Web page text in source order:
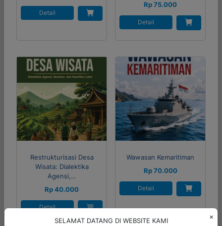
Detail
Rp 75.000
Detail
Restrukturisasi Desa
Wisata: Dialektika
Agensi,…
Rp 40.000
Detail
Wawasan Kemaritiman
Rp 70.000
Detail
×
SELAMAT DATANG DI WEBSITE KAMI